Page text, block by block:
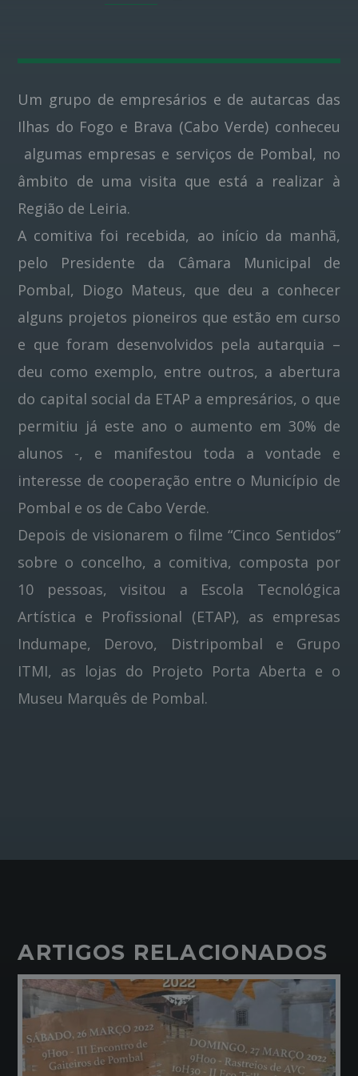
Um grupo de empresários e de autarcas das
Ilhas do Fogo e Brava (Cabo Verde) conheceu
algumas empresas e serviços de Pombal, no
âmbito de uma visita que está a realizar à
Região de Leiria.
A comitiva foi recebida, ao início da manhã,
pelo Presidente da Câmara Municipal de
Pombal, Diogo Mateus, que deu a conhecer
alguns projetos pioneiros que estão em curso
e que foram desenvolvidos pela autarquia –
deu como exemplo, entre outros, a abertura
do capital social da ETAP a empresários, o que
permitiu já este ano o aumento em 30% de
alunos -, e manifestou toda a vontade e
interesse de cooperação entre o Município de
Pombal e os de Cabo Verde.
Depois de visionarem o filme “Cinco Sentidos”
sobre o concelho, a comitiva, composta por
10 pessoas, visitou a Escola Tecnológica
Artística e Profissional (ETAP), as empresas
Indumape, Derovo, Distripombal e Grupo
ITMI, as lojas do Projeto Porta Aberta e o
Museu Marquês de Pombal.
ARTIGOS RELACIONADOS